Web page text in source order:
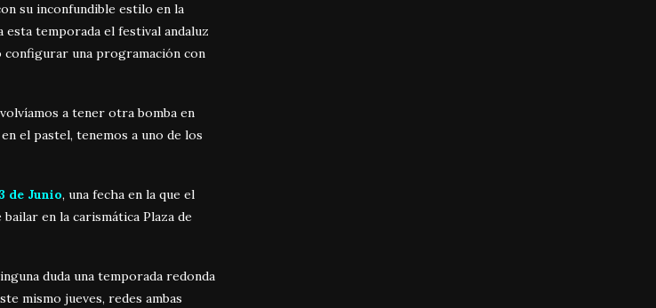
su inconfundible estilo en la
esta temporada el festival andaluz
configurar una programación con
a tener otra bomba en
el pastel, tenemos a uno de los
de Junio, una fecha en la que el
en la carismática Plaza de
duda una temporada redonda
mismo jueves, redes ambas